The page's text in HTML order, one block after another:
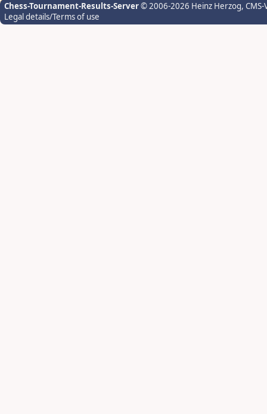
Chess-Tournament-Results-Server© 2006-2026 Heinz Herzog,
Legal details/Terms of use